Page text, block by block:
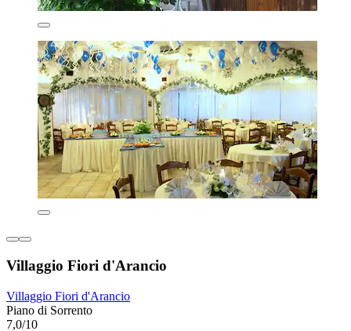
Villaggio Fiori d'Arancio
Villaggio Fiori d'Arancio
Piano di Sorrento
7,0/10